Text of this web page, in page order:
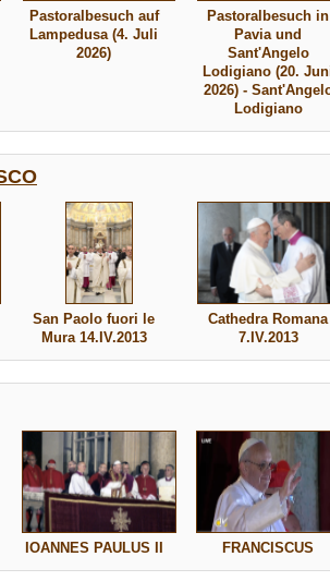
Pastoralbesuch auf
Lampedusa (4. Juli
2026)
Pastoralbesuch in
Pavia und
Sant'Angelo
Lodigiano (20.
2026) -
Lodigiano
San Paolo fuori le
Mura 14.IV.2013
Cathedra Romana
7.IV.2013
IOANNES PAULUS II FRANCISCUS